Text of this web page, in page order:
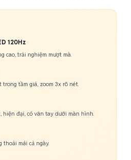
120Hz
cao, trải nghiệm mượt mà.
tầm giá, zoom 3x rõ nét.
hiện đại, có vân tay dưới màn hình.
thoải mái cả ngày.